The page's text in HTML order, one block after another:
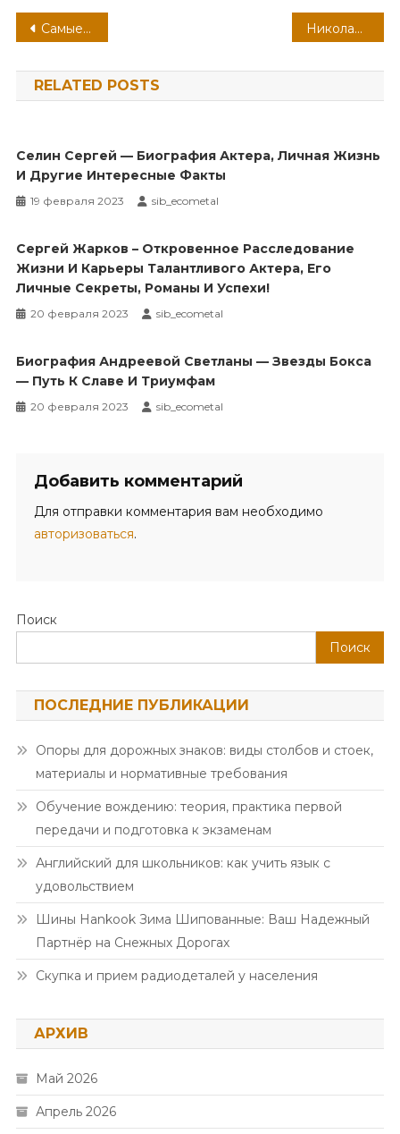
Навигация
по
записям
Самые важные моменты из жизни Федора Достоевского — от детства и становления писателя до трагических событий и восхождения на литературный олимп Николай Рыбников — история жизни и творчества великого композитора
RELATED POSTS
Селин Сергей — Биография Актера, Личная Жизнь
И Другие Интересные Факты
19 февраля 2023 sib_ecometal
Сергей Жарков – Откровенное Расследование
Жизни И Карьеры Талантливого Актера, Его
Личные Секреты, Романы И Успехи!
20 февраля 2023 sib_ecometal
Биография Андреевой Светланы — Звезды Бокса
— Путь К Славе И Триумфам
20 февраля 2023 sib_ecometal
Добавить комментарий
Для отправки комментария вам необходимо
авторизоваться.
Поиск
Поиск
ПОСЛЕДНИЕ ПУБЛИКАЦИИ
Опоры для дорожных знаков: виды столбов и стоек,
материалы и нормативные требования
Обучение вождению: теория, практика первой
передачи и подготовка к экзаменам
Английский для школьников: как учить язык с
удовольствием
Шины Hankook Зима Шипованные: Ваш Надежный
Партнёр на Снежных Дорогах
Скупка и прием радиодеталей у населения
АРХИВ
Май 2026
Апрель 2026